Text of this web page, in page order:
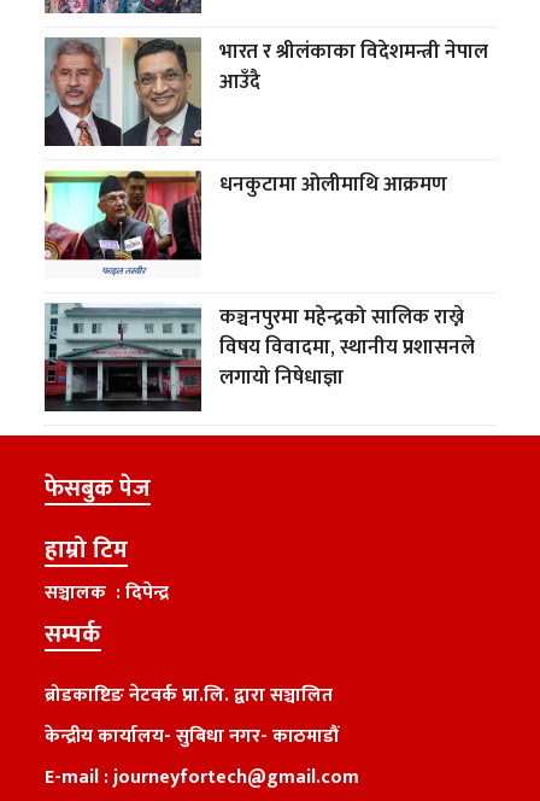
भारत र श्रीलंकाका विदेशमन्त्री नेपाल
आउँदै
धनकुटामा ओलीमाथि आक्रमण
कञ्चनपुरमा महेन्द्रको सालिक राख्ने
विषय विवादमा, स्थानीय प्रशासनले
लगायो निषेधाज्ञा
फेसबुक पेज
हाम्रो टिम
सञ्चालक : दिपेन्द्र
सम्पर्क
ब्रोडकाष्टिङ नेटवर्क प्रा.लि. द्वारा सञ्चालित
केन्द्रीय कार्यालय-सुबिधा नगर- काठमाडौं
E-mail :journeyfortech@gmail.com